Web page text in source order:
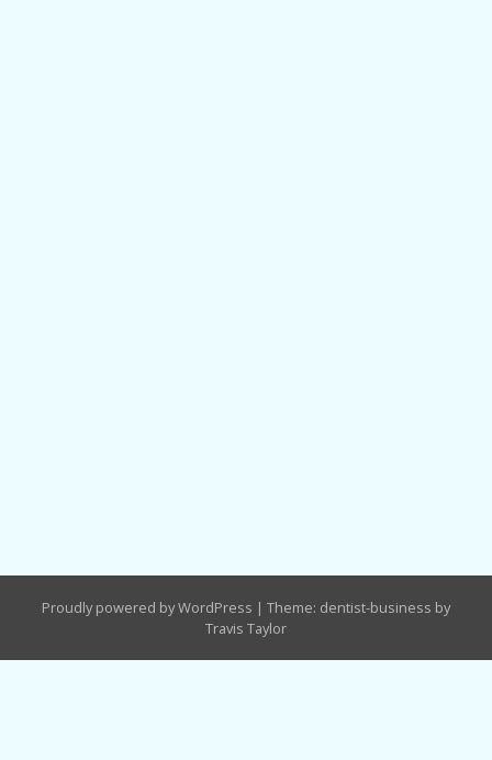
Proudly powered by WordPress | Theme: dentist-business by
Travis Taylor